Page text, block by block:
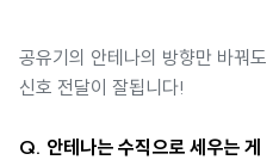
공유기의 안테나의 방향만 바꿔도
신호 전달이 잘됩니다!
Q. 안테나는 수직으로 세우는 게